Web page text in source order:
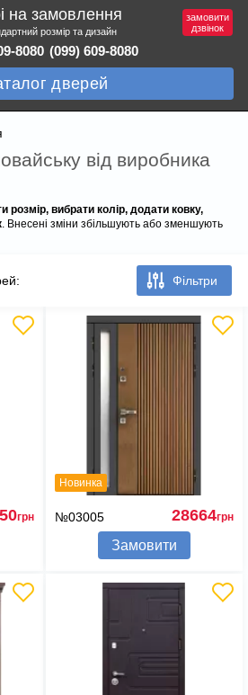
на замовлення
розмір та дизайн
8080 (099) 609-8080
дверей
замовити
дзвінок
від виробника
розмір, вибрати колір, додати ковку,
. Внесені зміни збільшують або зменшують
Фільтри
грн
Новинка
№03005 28664грн
Замовити